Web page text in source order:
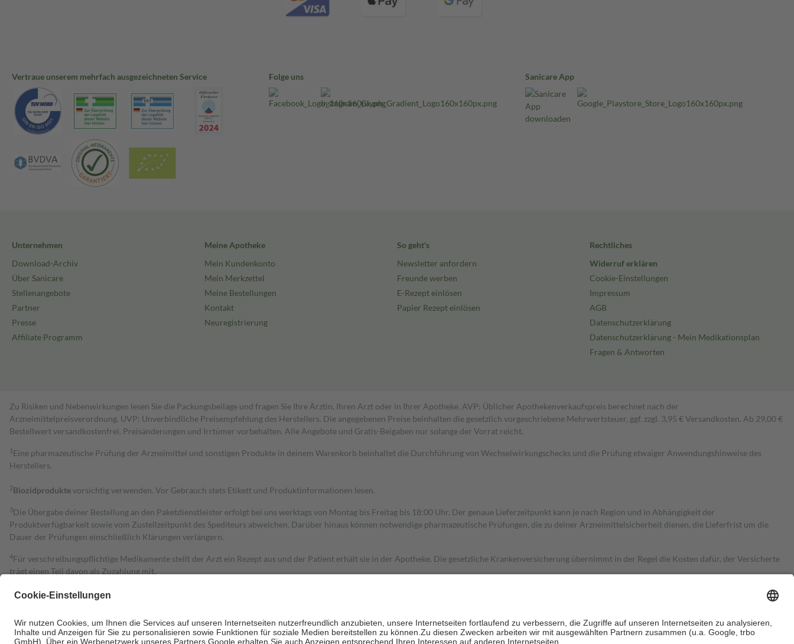
Vertraue unserem mehrfach ausgezeichneten Service Folge uns Sanicare App
Unternehmen
Download-Archiv
Über Sanicare
Stellenangebote
Partner
Presse
Affiliate Programm
Meine Apotheke
Mein Kundenkonto
Mein Merkzettel
Meine Bestellungen
Kontakt
Neuregistrierung
So geht's
Newsletter anfordern
Freunde werben
E-Rezept einlösen
Papier Rezept einlösen
Rechtliches
Widerruf erklären
Cookie-Einstellungen
Impressum
AGB
Datenschutzerklärung
Datenschutzerklärung - Mein Medikationsplan
Fragen & Antworten
Zu Risiken und Nebenwirkungen lesen Sie die Packungsbeilage und fragen Sie Ihre Ärztin, Ihren Arzt oder in Ihrer Apotheke. AVP: Üblicher Apothekenverkaufspreis berechnet nach der
Arzneimittelpreisverordnung. UVP: Unverbindliche Preisempfehlung des Herstellers. Die angegebenen Preise beinhalten die gesetzlich vorgeschriebene Mehrwertsteuer, ggf. zzgl. 3,95 € Versandkosten. Ab 29,00 €
Bestell­wert versand­kosten­frei. Preisänderungen und Irrtümer vorbehalten. Alle Angebote und Gratis-Beigaben nur solange der Vorrat reicht.
1 Eine pharmazeutische Prüfung der Arzneimittel und sonstigen Produkte in deinem Warenkorb beinhaltet die Durchführung von Wechselwirkungschecks und die Prüfung etwaiger Anwendungshinweise des
Herstellers.
2Biozidproduktevorsichtig verwenden. Vor Gebrauch stets Etikett und Produktinformationen lesen.
3Die Übergabe deiner Bestellung an den Paketdienstleister erfolgt bei uns werktags von Montag bis Freitag bis 18:00 Uhr. Der genaue Lieferzeitpunkt kann je nach Region und in Abhängigkeit der
Produktverfügbarkeit sowie vom Zustellzeitpunkt des Spediteurs abweichen. Darüber hinaus können notwendige pharmazeutische Prüfungen, die zu deiner Arzneimittelsicherheit dienen, die Lieferfrist um die
Dauer der Prüfungen einschließlich Klärungen verlängern.
4Für verschreibungspflichtige Medikamente stellt der Arzt ein Rezept aus und der Patient erhält sie in der Apotheke. Die gesetzliche Krankenversicherung übernimmt in der Regel die Kosten dafür, der Versicherte
trägt einen Teil davon als Zuzahlung mit.
zu entrichten.
Bei Heilmitteln und häuslicher Krankenpflege beträgt die Zuzahlung zehn Prozent der Kosten sowie zehn Euro je Verordnung.
Um das Engagement der Versicherten für ihre eigene Gesundheit zu stärken und die besondere Stellung der Familie zu unterstützen, fallenkeine Zuzahlungenan bei: